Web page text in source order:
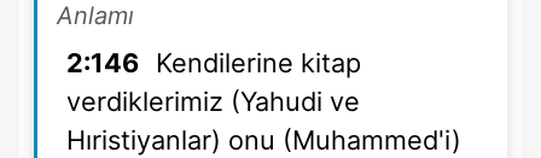
Anlamı
2:146
Kendilerine kitap
verdiklerimiz (Yahudi ve
Hıristiyanlar) onu (Muhammed'i)